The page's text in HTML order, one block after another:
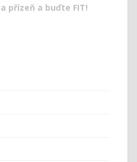
přízeň a buďte FIT!